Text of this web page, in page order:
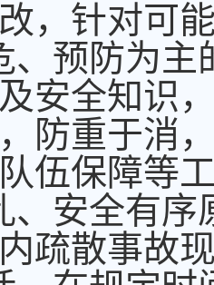
，针对可
、预防为主
安全知识
防重于消
伍保障等
、安全有
疏散事故